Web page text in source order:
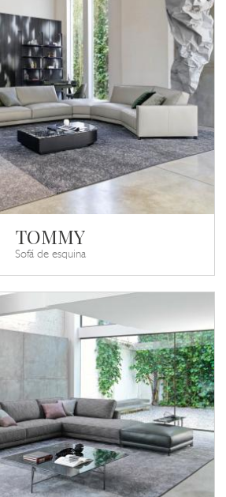
TOMMY
Sofá de esquina